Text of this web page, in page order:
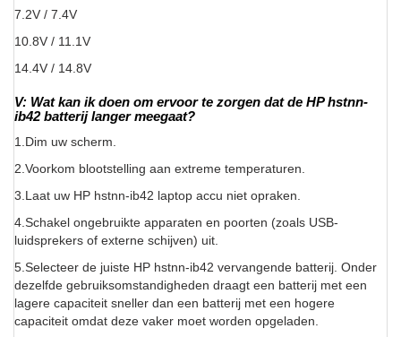
7.2V / 7.4V
10.8V / 11.1V
14.4V / 14.8V
V: Wat kan ik doen om ervoor te zorgen dat de HP hstnn-
ib42 batterij langer meegaat?
1.Dim uw scherm.
2.Voorkom blootstelling aan extreme temperaturen.
3.Laat uw HP hstnn-ib42 laptop accu niet opraken.
4.Schakel ongebruikte apparaten en poorten (zoals USB-
luidsprekers of externe schijven) uit.
5.Selecteer de juiste HP hstnn-ib42 vervangende batterij. Onder
dezelfde gebruiksomstandigheden draagt een batterij met een
lagere capaciteit sneller dan een batterij met een hogere
capaciteit omdat deze vaker moet worden opgeladen.